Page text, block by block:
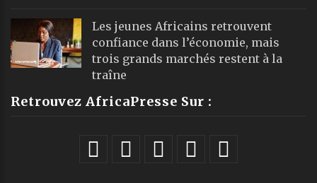
Les jeunes Africains retrouvent
confiance dans l’économie, mais
trois grands marchés restent à la
traîne
Retrouvez AfricaPresse Sur :